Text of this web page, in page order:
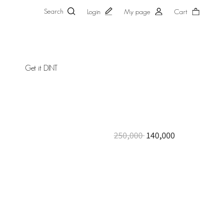
Search Login My page Cart
Get it DINT
250,000140,000